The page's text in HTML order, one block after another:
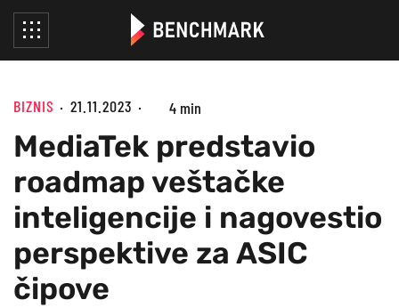
BIZNIS 21.11.2023 4 min
MediaTek predstavio
roadmap veštačke
inteligencije i nagovestio
perspektive za ASIC
čipove